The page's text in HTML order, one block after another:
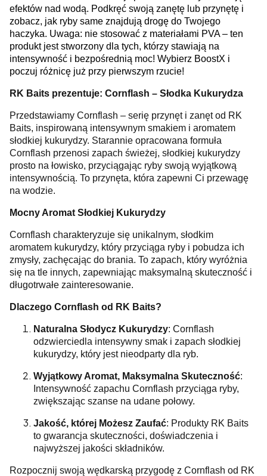
efektów nad wodą. Podkręć swoją zanętę lub przynętę i
zobacz, jak ryby same znajdują drogę do Twojego
haczyka. Uwaga: nie stosować z materiałami PVA – ten
produkt jest stworzony dla tych, którzy stawiają na
intensywność i bezpośrednią moc! Wybierz BoostX i
poczuj różnicę już przy pierwszym rzucie!
RK Baits prezentuje: Cornflash – Słodka Kukurydza
Przedstawiamy Cornflash – serię przynęt i zanęt od RK
Baits, inspirowaną intensywnym smakiem i aromatem
słodkiej kukurydzy. Starannie opracowana formuła
Cornflash przenosi zapach świeżej, słodkiej kukurydzy
prosto na łowisko, przyciągając ryby swoją wyjątkową
intensywnością. To przynęta, która zapewni Ci przewagę
na wodzie.
Mocny Aromat Słodkiej Kukurydzy
Cornflash charakteryzuje się unikalnym, słodkim
aromatem kukurydzy, który przyciąga ryby i pobudza ich
zmysły, zachęcając do brania. To zapach, który wyróżnia
się na tle innych, zapewniając maksymalną skuteczność i
długotrwałe zainteresowanie.
Dlaczego Cornflash od RK Baits?
Naturalna Słodycz Kukurydzy: Cornflash
odzwierciedla intensywny smak i zapach słodkiej
kukurydzy, który jest nieodparty dla ryb.
Wyjątkowy Aromat, Maksymalna Skuteczność:
Intensywność zapachu Cornflash przyciąga ryby,
zwiększając szanse na udane połowy.
Jakość, której Możesz Zaufać: Produkty RK Baits
to gwarancja skuteczności, doświadczenia i
najwyższej jakości składników.
Rozpocznij swoją wędkarską przygodę z Cornflash od RK